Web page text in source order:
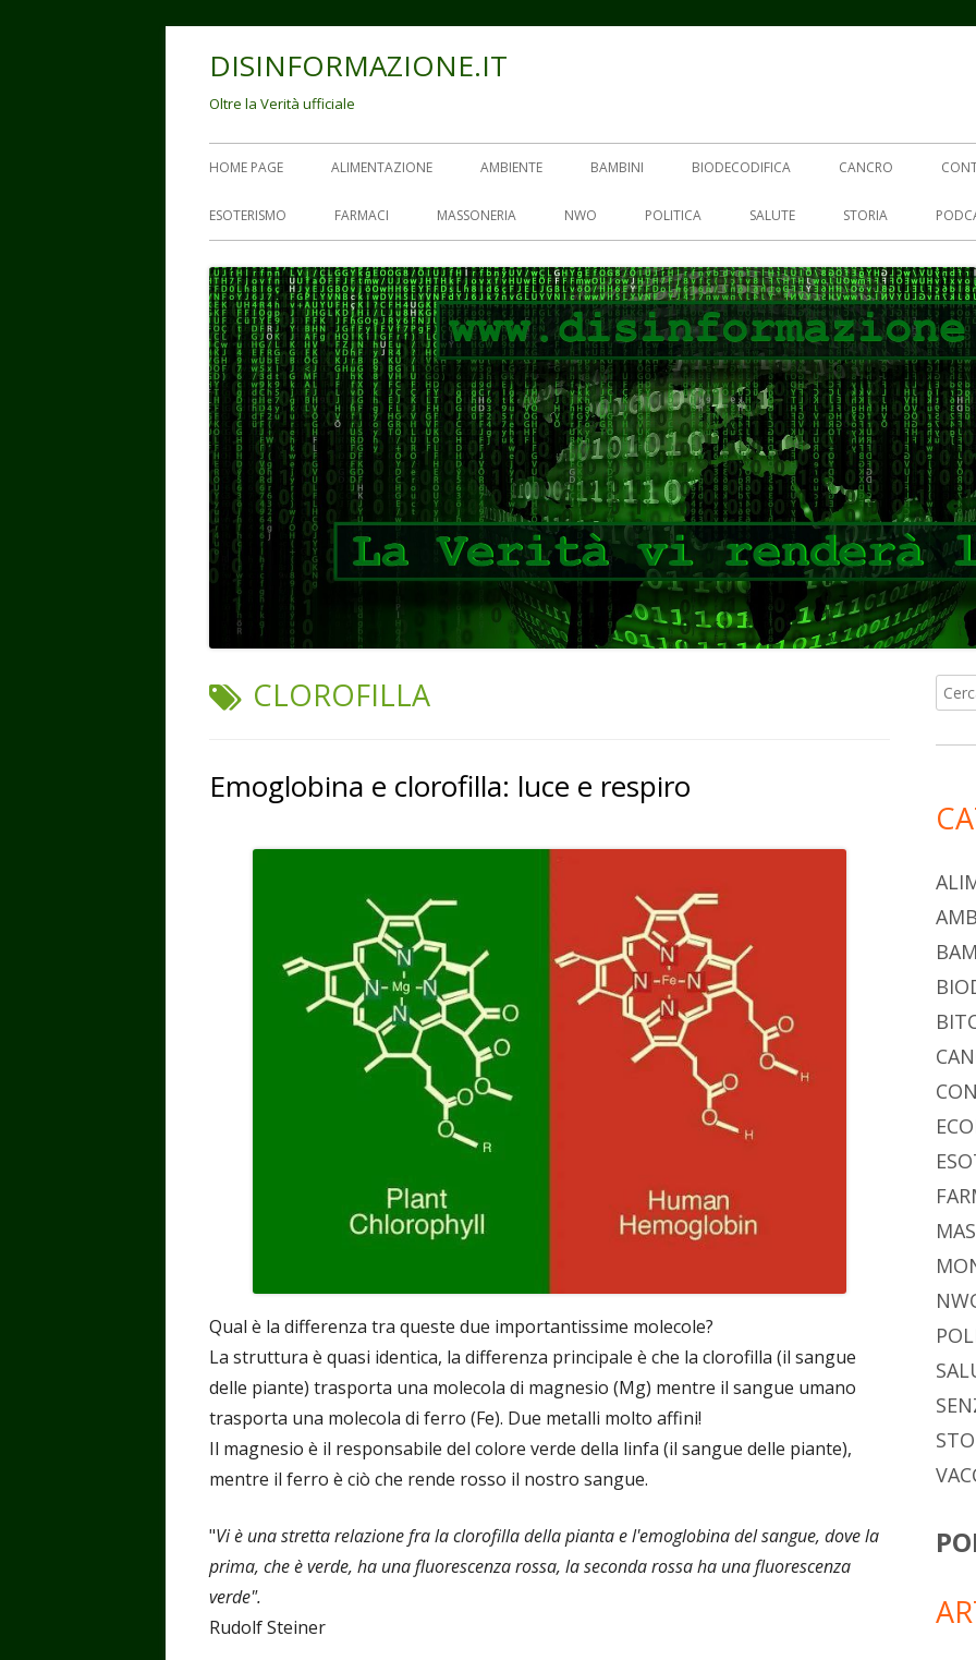
DISINFORMAZIONE.IT
Oltre la Verità ufficiale
Menu
principale
HOME PAGE ALIMENTAZIONE AMBIENTE BAMBINI BIODECODIFICA CANCRO
ESOTERISMO FARMACI MASSONERIA NWO POLITICA SALUTE STORIA
TAG:
CLOROFILLA
Emoglobina e clorofilla: luce e respiro
Qual è la differenza tra queste due importantissime molecole?
La struttura è quasi identica, la differenza principale è che la clorofilla (il sangue
delle piante) trasporta una molecola di magnesio (Mg) mentre il sangue umano
trasporta una molecola di ferro (Fe). Due metalli molto affini!
Il magnesio è il responsabile del colore verde della linfa (il sangue delle piante),
mentre il ferro è ciò che rende rosso il nostro sangue.
"Vi è una stretta relazione fra la clorofilla della pianta e l'emoglobina del sangue, dove la
prima, che è verde, ha una fluorescenza rossa, la seconda rossa ha una fluorescenza
verde".
Rudolf Steiner
per: